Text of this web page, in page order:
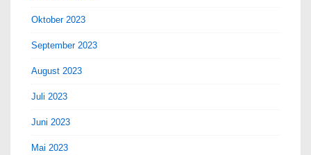
Oktober 2023
September 2023
August 2023
Juli 2023
Juni 2023
Mai 2023